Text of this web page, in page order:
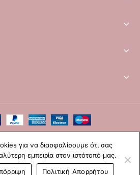
by web-idea.gr
0
για να διασφαλίσουμε ότι σας
εμπειρία στον ιστότοπό μας.
Πολιτική Απορρήτου